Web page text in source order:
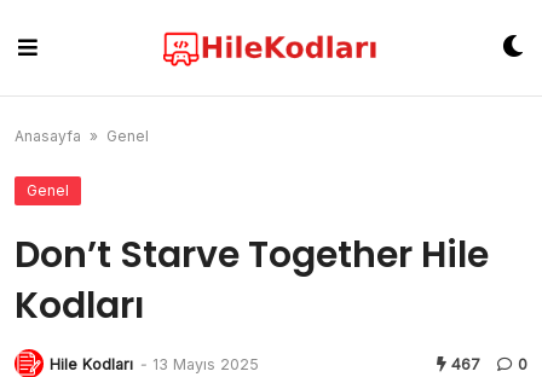
content
Anasayfa » Genel
Genel
Don’t Starve Together Hile
Kodları
Hile Kodları - 13 Mayıs 2025 467 0